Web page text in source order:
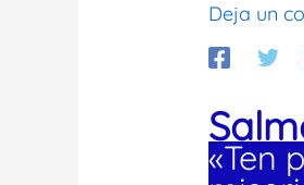
Deja un
«Ten